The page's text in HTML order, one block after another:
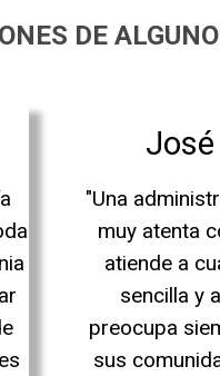
DE
"Una
muy atenta
atiende a
sencilla y
preocupa
sus